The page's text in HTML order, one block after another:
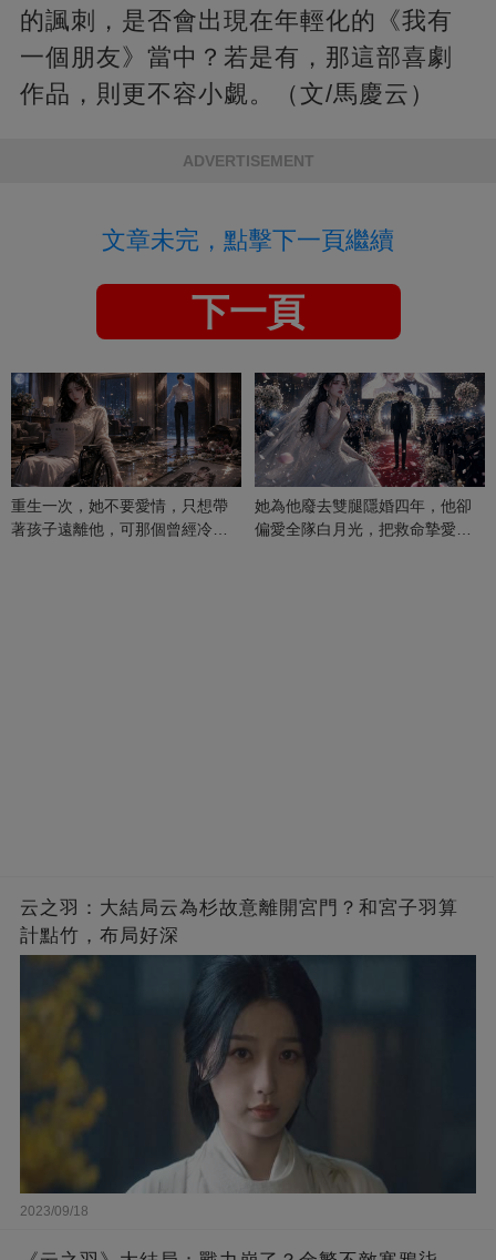
的諷刺，是否會出現在年輕化的《我有
一個朋友》當中？若是有，那這部喜劇
作品，則更不容小覷。（文/馬慶云）
ADVERTISEMENT
文章未完，點擊下一頁繼續
下一頁
重生一次，她不要愛情，只想帶
著孩子遠離他，可那個曾經冷漠
她為他廢去雙腿隱婚四年，他卻
偏愛全隊白月光，把救命摯愛當
云之羽：大結局云為杉故意離開宮門？和宮子羽算
計點竹，布局好深
2023/09/18